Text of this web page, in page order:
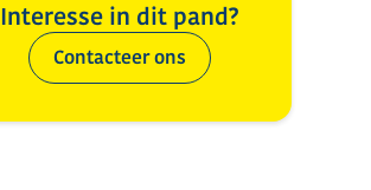
Interesse in dit pand?
Contacteer ons